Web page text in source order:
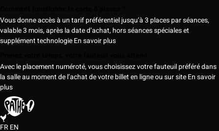
Vous donne accès à un tarif préférentiel jusqu’à 3 places par séances,
valable 3 mois, après la date d’achat, hors séances spéciales et
supplément technologieEn savoir plus
Avec le placement numéroté, vous choisissez votre fauteuil préféré dans
la salle au moment de l’achat de votre billet en ligne ou sur siteEn savoir
plus
FREN